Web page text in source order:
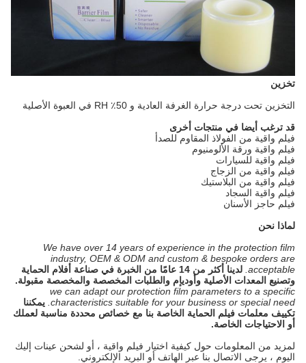
تخزين
التخزين تحت درجة حرارة الغرفة العادية و 50٪ RH في العبوة الأصلية
قد ترغب أيضا في منتجات أخرى
فيلم واقية من الفولاذ المقاوم للصدأ
فيلم واقية ورقة الألومنيوم
فيلم واقية للسيارات
فيلم واقية من الزجاج
فيلم واقية من البلاستيك
فيلم واقية السجاد
فيلم حاجز الأسنان
لماذا نحن
We have over 14 years of experience in the protection film
industry, OEM & ODM and custom & bespoke orders are
acceptable.
لدينا أكثر من 14 عامًا من الخبرة في صناعة أفلام الحماية
وتصنيع المعدات الأصلية وأوديإم والطلبات المخصصة والمخصصة مقبولة.
we can adapt our protection film parameters to a specific
characteristics suitable for your business or special need.
يمكننا
تكييف معلمات فيلم الحماية الخاصة بنا مع خصائص محددة مناسبة لعملك
أو الاحتياجات الخاصة.
لمزيد من المعلومات حول كيفية اختيار فيلم واقية ، أو لشحن عينات إليك
اليوم ، يرجى الاتصال بنا عبر الهاتف أو البريد الإلكتروني.